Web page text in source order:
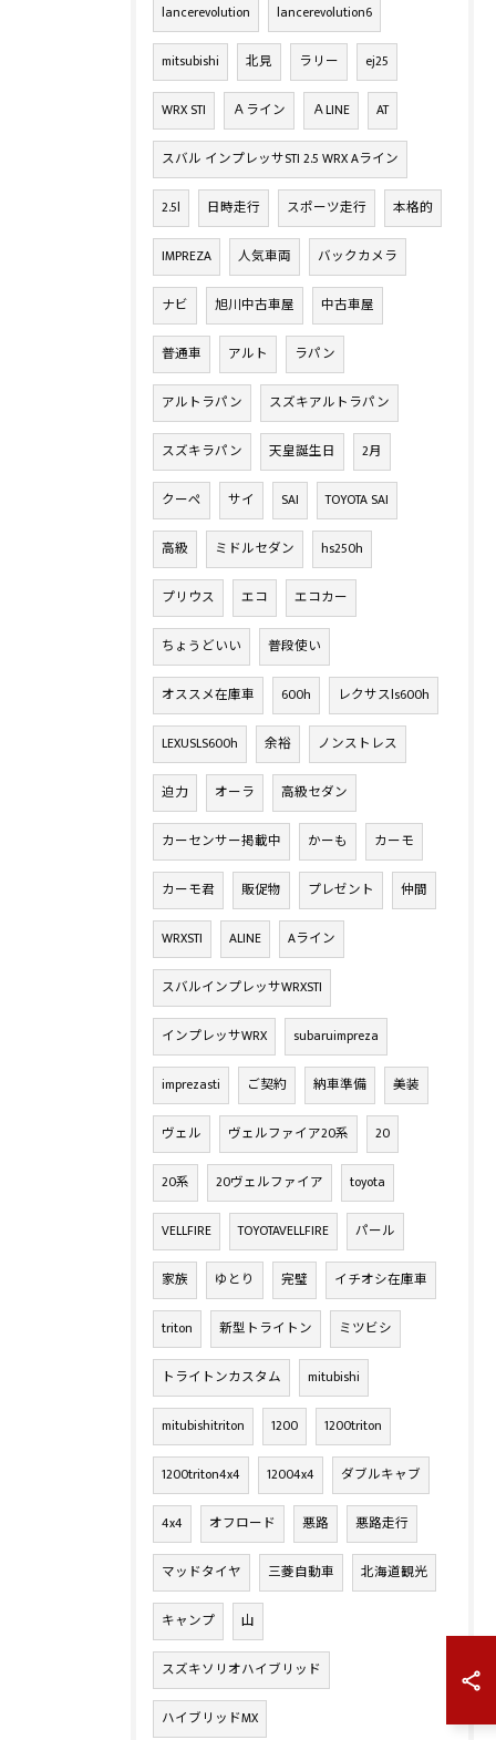
lancerevolution lancerevolution6
mitsubishi 北見 ラリー ej25
WRX STI Ａライン ＡLINE AT
スバル インプレッサSTI 2.5 WRX Aライン
2.5l 日時走行 スポーツ走行 本格的
IMPREZA 人気車両 バックカメラ
ナビ 旭川中古車屋 中古車屋
普通車 アルト ラパン
アルトラパン スズキアルトラパン
スズキラパン 天皇誕生日 2月
クーペ サイ SAI TOYOTA SAI
高級 ミドルセダン hs250h
プリウス エコ エコカー
ちょうどいい 普段使い
オススメ在庫車 600h レクサスls600h
LEXUSLS600h 余裕 ノンストレス
迫力 オーラ 高級セダン
カーセンサー掲載中 かーも カーモ
カーモ君 販促物 プレゼント 仲間
WRXSTI ALINE Aライン
スバルインプレッサWRXSTI
インプレッサWRX subaruimpreza
imprezasti ご契約 納車準備 美装
ヴェル ヴェルファイア20系 20
20系 20ヴェルファイア toyota
VELLFIRE TOYOTAVELLFIRE パール
家族 ゆとり 完璧 イチオシ在庫車
triton 新型トライトン ミツビシ
トライトンカスタム mitubishi
mitubishitriton 1200 1200triton
1200triton4x4 12004x4 ダブルキャブ
4x4 オフロード 悪路 悪路走行
マッドタイヤ 三菱自動車 北海道観光
キャンプ 山
スズキソリオハイブリッド
ハイブリッドMX